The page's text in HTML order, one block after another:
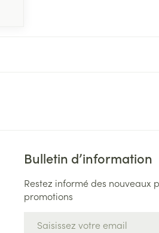
Bulletin d’information
Restez informé des nouveaux
promotions